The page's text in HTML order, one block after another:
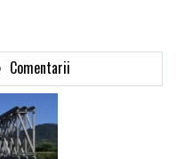
Comentarii